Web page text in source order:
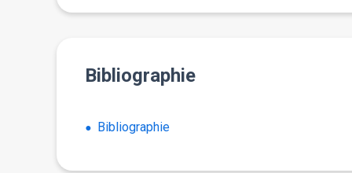
Bibliographie
Bibliographie